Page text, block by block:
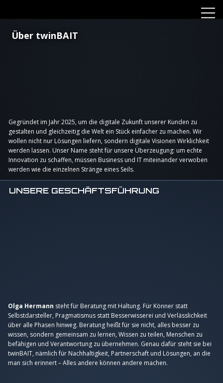
Über twinBAIT
Gegründet im Jahr 2025, um die digitale Zukunft unserer Kunden zu
gestalten und gleichzeitig die Welt ein Stück einfacher zu machen. Wir
wollen nicht nur Lösungen liefern, sondern digitale Visionen Wirklichkeit
werden lassen. Unser Name steht für unsere Überzeugung: um echte
Innovation zu schaffen, müssen Business und IT miteinander verwoben
werden wie die einzelnen Stränge eines Seils.
UNSERE GESCHÄFTSFÜHRUNG
Olga Hermann steht für Beratung mit Haltung. Für Könner statt
Selbstdarsteller, Pragmatismus statt Besserwisserei und Verlässlichkeit
über alle Phasen hinweg. Beratung heißt für sie nicht, alles besser zu
wissen, sondern gemeinsam zu lernen, Wissen zu teilen, Menschen zu
befähigen und Verantwortung zu übernehmen. Genau dafür steht sie bei
twinBAIT, nämlich für Nachhaltigkeit, Partnerschaft und Lösungen, an die
man sich erinnert – Alles andere können andere machen.